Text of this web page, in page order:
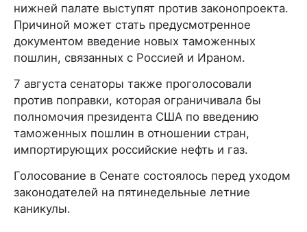
нижней палате выступят против законопроекта.
Причиной может стать предусмотренное
документом введение новых таможенных
пошлин, связанных с Россией и Ираном.
7 августа сенаторы также проголосовали
против поправки, которая ограничивала бы
полномочия президента США по введению
таможенных пошлин в отношении стран,
импортирующих российские нефть и газ.
Голосование в Сенате состоялось перед уходом
законодателей на пятинедельные летние
каникулы.